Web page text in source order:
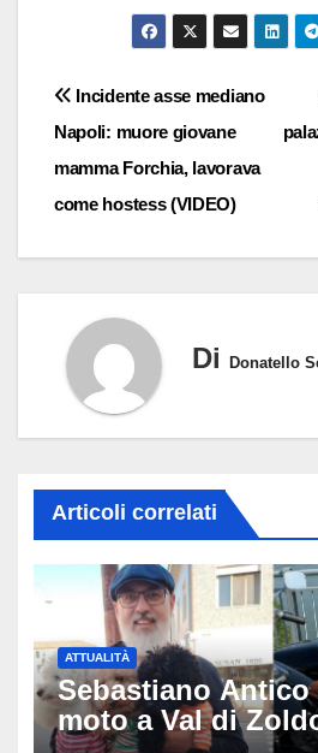
Navigazione
articoli
Incidente asse mediano
Napoli: muore giovane
mamma Forchia, lavorava
come hostess (VIDEO)
Di Donatello
Articoli correlati
ATTUALITÀ
Sebastiano
moto a Val di